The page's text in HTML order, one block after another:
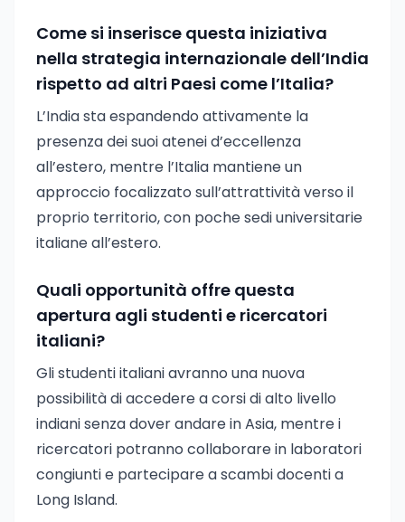
Come si inserisce questa iniziativa
nella strategia internazionale dell’India
rispetto ad altri Paesi come l’Italia?
L’India sta espandendo attivamente la
presenza dei suoi atenei d’eccellenza
all’estero, mentre l’Italia mantiene un
approccio focalizzato sull’attrattività verso il
proprio territorio, con poche sedi universitarie
italiane all’estero.
Quali opportunità offre questa
apertura agli studenti e ricercatori
italiani?
Gli studenti italiani avranno una nuova
possibilità di accedere a corsi di alto livello
indiani senza dover andare in Asia, mentre i
ricercatori potranno collaborare in laboratori
congiunti e partecipare a scambi docenti a
Long Island.